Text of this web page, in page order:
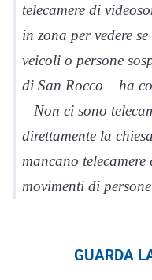
telecamere di
in zona per vedere
veicoli o persone
di San Rocco – ha
– Non ci sono
direttamente la
mancano
movimenti di
GUARDA